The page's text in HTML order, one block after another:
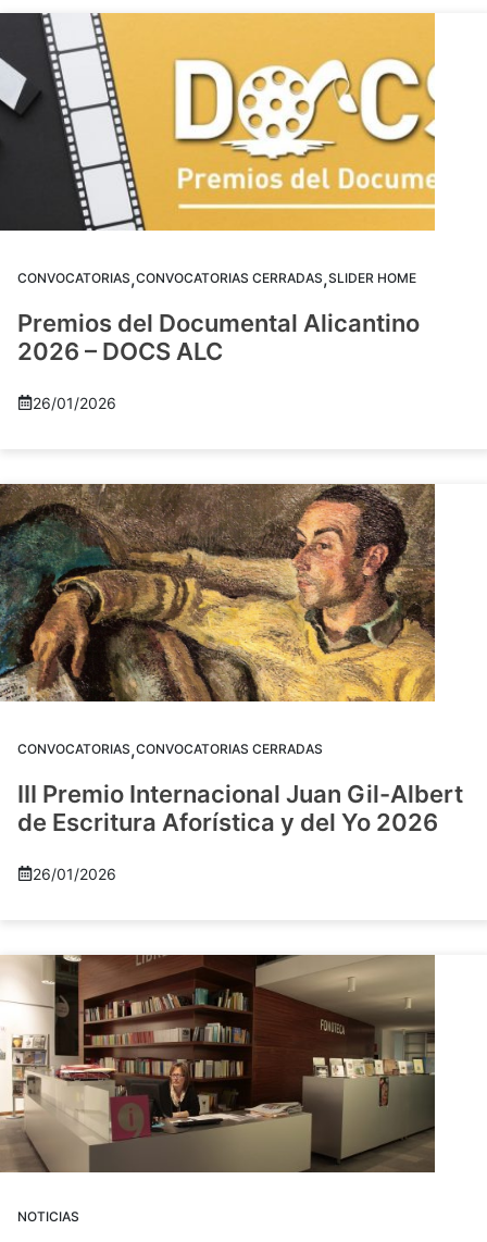
CONVOCATORIAS,CONVOCATORIAS CERRADAS,SLIDER HOME
Premios del Documental Alicantino
2026 – DOCS ALC
26/01/2026
CONVOCATORIAS,CONVOCATORIAS CERRADAS
III Premio Internacional Juan Gil-Albert
de Escritura Aforística y del Yo 2026
26/01/2026
NOTICIAS